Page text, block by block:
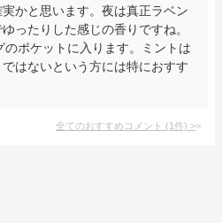
実かと思います。夜は真正ラベン
ったりした感じの香りですね。
ポケットに入ります。ミントは
はないという方には特におすす
全てのおすすめコメント (1件) >